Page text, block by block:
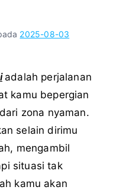
2025-08-03
adalah perjalanan
kamu bepergian
zona nyaman.
selain dirimu
mengambil
situasi tak
kamu akan